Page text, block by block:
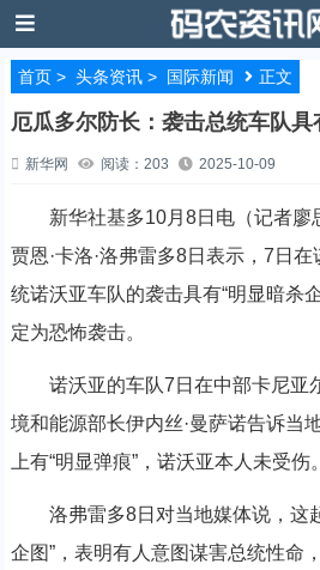
首页> 头条资讯> 国际新闻 正文
厄瓜多尔防长：袭击总统车队具
新华网 阅读：203 2025-10-09
新华社基多10月8日电（记者廖
贾恩·卡洛·洛弗雷多8日表示，7日
统诺沃亚车队的袭击具有“明显暗杀
定为恐怖袭击。
诺沃亚的车队7日在中部卡尼亚
境和能源部长伊内丝·曼萨诺告诉当
上有“明显弹痕”，诺沃亚本人未受伤。
洛弗雷多8日对当地媒体说，这
企图”，表明有人意图谋害总统性命